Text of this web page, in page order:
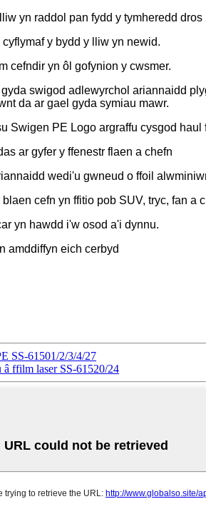
yn raddol pan fydd y tymheredd dros
y bydd y lliw yn newid.
cefndir yn ôl gofynion y cwsmer.
swigod adlewyrchol ariannaidd
da ar gael gyda symiau mawr.
Swigen PE Logo argraffu cysgod haul
ar gyfer y ffenestr flaen a chefn
wedi'u gwneud o ffoil
cefn yn ffitio pob SUV, tryc, fan a
yn hawdd i'w osod a'i dynnu.
amddiffyn eich cerbyd
SS-61501/2/3/4/27
ffilm laser SS-61520/24